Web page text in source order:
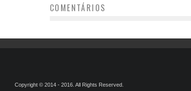
COMENTÁRIOS
Copyright © 2014 - 2016. All Rights Reserved.